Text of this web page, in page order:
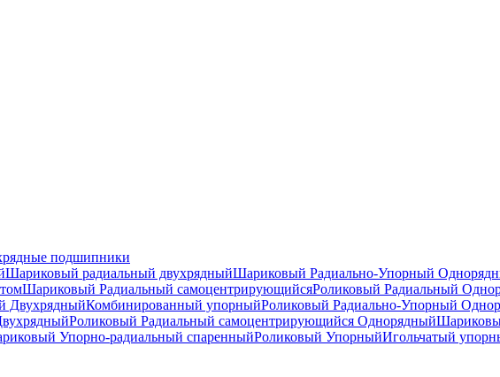
подшипники
Шариковый радиальный двухрядныйШариковый Радиально-Упорный
Шариковый Радиальный самоцентрирующийсяРоликовый Радиальный
ДвухрядныйКомбинированный упорныйРоликовый Радиально-Упорный
Роликовый Радиальный самоцентрирующийся Однорядный
Упорно-радиальный спаренныйРоликовый УпорныйИгольчатый